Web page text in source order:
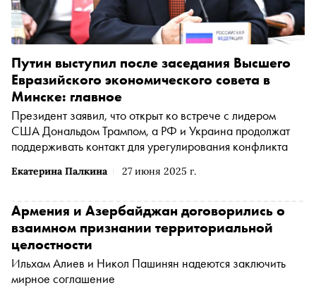
Екатерина Палкина 27 июня 2025 г.
Путин выступил после заседания Высшего
Евразийского экономического совета в
Минске: главное
Президент заявил, что открыт ко встрече с лидером
США Дональдом Трампом, а РФ и Украина продолжат
поддерживать контакт для урегулирования конфликта
Армения и Азербайджан договорились о
взаимном признании территориальной
целостности
Ильхам Алиев и Никол Пашинян надеются заключить
мирное соглашение